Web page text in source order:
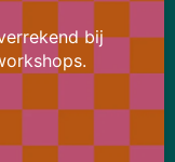
eerstvolgende
bij